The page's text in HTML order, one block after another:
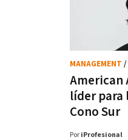
American
líder para
Cono Sur
MANAGEMENT /
Por iProfesional